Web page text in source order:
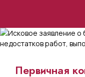
Первичная